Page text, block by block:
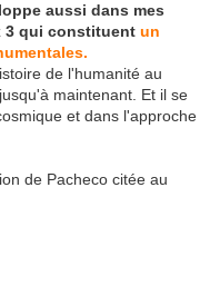
aussi dans mes
3 qui constituent un
de l'humanité au
maintenant. Et il se
et dans l'approche
de Pacheco citée au